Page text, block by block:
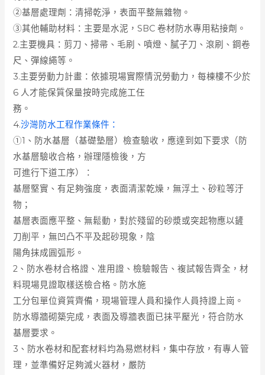
②基層處理劑：清掃乾淨，表面平整無雜物。
③其他輔助材料：主要是水泥，SBC 卷材防水專用粘接劑。
2.主要機具：剪刀、掃帚、毛刷、噴燈、膩子刀、滾刷、鋼卷
尺、彈線繩等。
3.主要勞動力計畫：依據現場實際情況勞動力，每棟樓不少於
6 人才能保質保量按時完成施工任
務。
4.沙灣防水工程作業條件：
①1、防水基層（基礎墊層）檢查驗收，應達到如下要求（防
水基層驗收合格，辦理隱檢後，方
可進行下道工序）：
基層堅實、有足夠強度，表面清潔乾燥，無浮土、砂粒等汙
物；
基層表面應平整、無鬆動，對於殘留的砂漿或突起物應以鏟
刀削平，無凹凸不平及起砂現象，陰
陽角抹成圓弧形。
2、防水卷材合格證、准用證、檢驗報告、複試報告齊全，材
料現場見證取樣送檢合格。防水施
工分包單位資質齊備，現場管理人員和操作人員持證上崗。
防水導牆砌築完成，表面及導牆表面已抹平壓光，符合防水
基層要求。
3、防水卷材和配套材料均為易燃材料，集中存放，有專人管
理，並準備好足夠滅火器材，嚴防